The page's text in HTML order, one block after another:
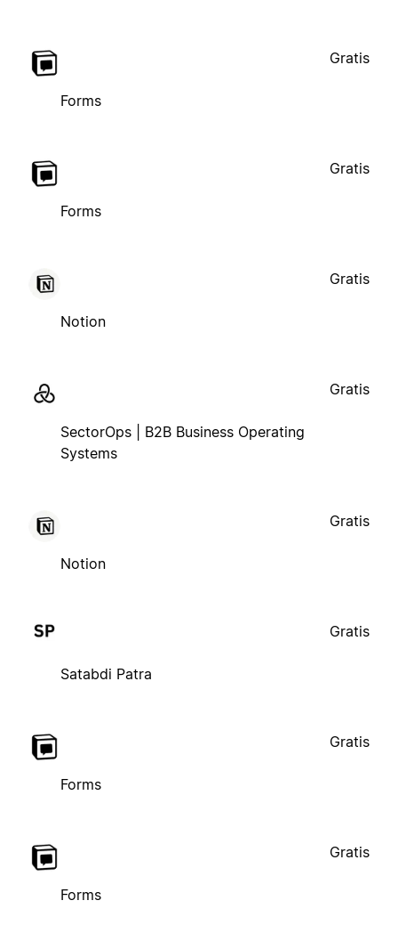
Forms
Gratis
Forms
Gratis
Notion
Gratis
SectorOps | B2B Business Operating
Systems
Gratis
Notion
Gratis
Satabdi Patra
Gratis
Forms
Gratis
Forms
Gratis